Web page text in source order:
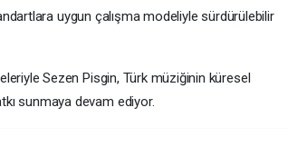
uygun çalışma modeliyle sürdürülebilir
Sezen Pisgin, Türk müziğinin küresel
sunmaya devam ediyor.